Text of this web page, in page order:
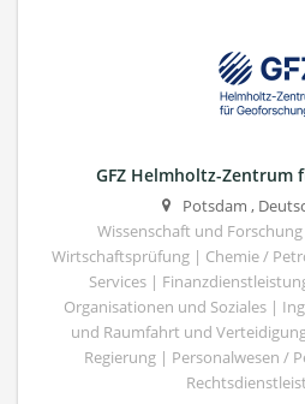
GFZ Helmholtz-Zentrum
Potsdam ,
Wissenschaft und
Wirtschaftsprüfung | Chemie /
Services |
Organisationen und Soziales |
und Raumfahrt und
Regierung | Personalwesen /